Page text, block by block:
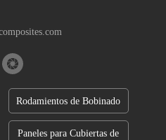
Rodamientos de Bobinado
Paneles para Cubiertas de